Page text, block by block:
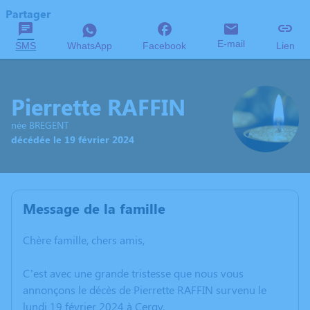
Partager
SMS WhatsApp Facebook E-mail Lien
Pierrette RAFFIN
née BREGENT
décédée le 19 février 2024
Message de la famille
Chère famille, chers amis,
C’est avec une grande tristesse que nous vous
annonçons le décès de Pierrette RAFFIN survenu le
lundi 19 février 2024 à Cergy.